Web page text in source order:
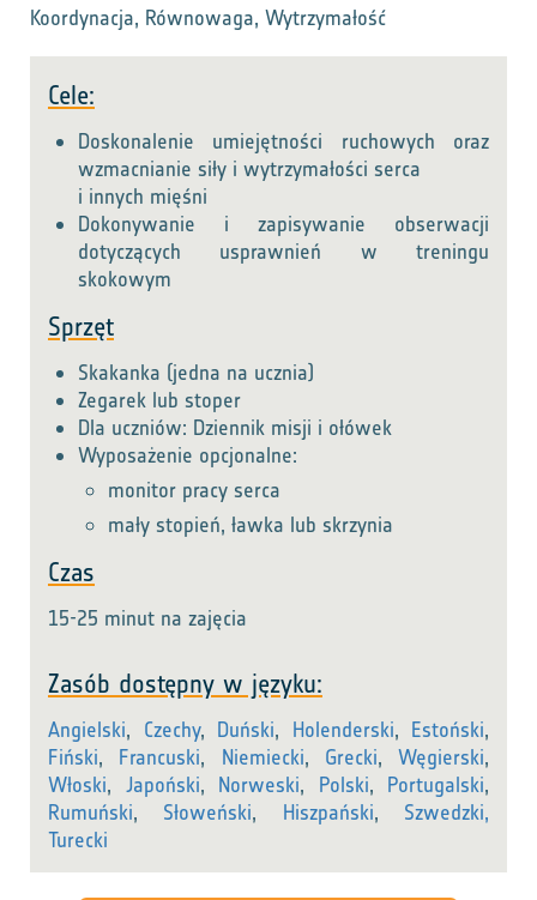
Koordynacja, Równowaga, Wytrzymałość
Cele:
Doskonalenie umiejętności ruchowych oraz
wzmacnianie siły i wytrzymałości serca
i innych mięśni
Dokonywanie i zapisywanie obserwacji
dotyczących usprawnień w treningu
skokowym
Sprzęt
Skakanka (jedna na ucznia)
Zegarek lub stoper
Dla uczniów: Dziennik misji i ołówek
Wyposażenie opcjonalne:
monitor pracy serca
mały stopień, ławka lub skrzynia
Czas
15-25 minut na zajęcia
Zasób dostępny w języku:
Angielski, Czechy, Duński, Holenderski, Estoński,
Fiński, Francuski, Niemiecki, Grecki, Węgierski,
Włoski, Japoński, Norweski, Polski, Portugalski,
Rumuński, Słoweński, Hiszpański, Szwedzki,
Turecki